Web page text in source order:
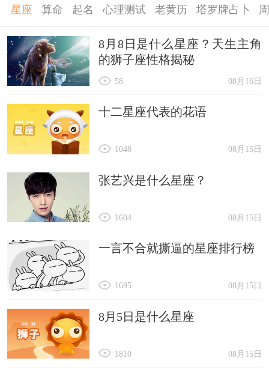
星座 算命 起名 心理测试 老黄历 塔罗牌占卜
8月8日是什么星座？天生主角
的狮子座性格揭秘
08月16日
58
十二星座代表的花语
08月15日
1048
张艺兴是什么星座？
08月15日
1604
一言不合就撕逼的星座排行榜
08月15日
1695
8月5日是什么星座
08月15日
1810